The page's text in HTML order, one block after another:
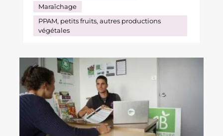
Maraîchage
PPAM, petits fruits, autres productions
végétales